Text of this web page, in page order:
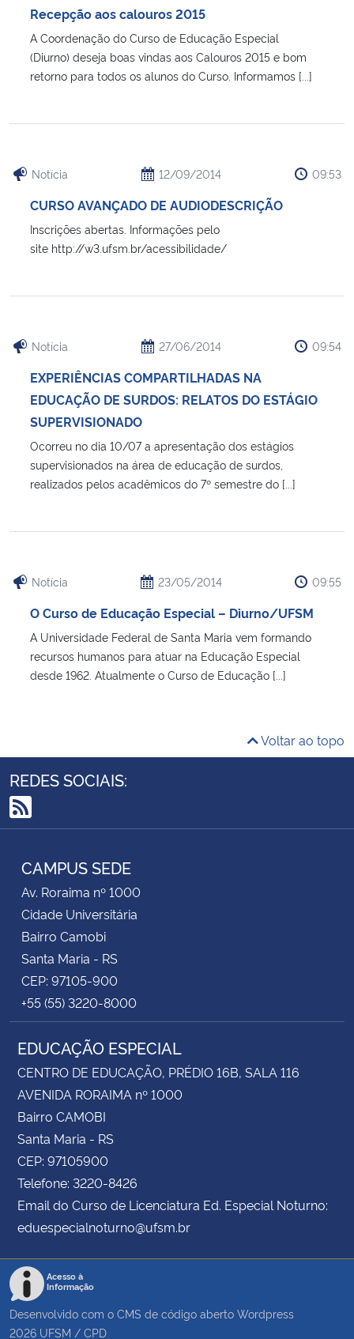
Recepção aos calouros 2015
A Coordenação do Curso de Educação Especial
(Diurno) deseja boas vindas aos Calouros 2015 e bom
retorno para todos os alunos do Curso. Informamos [...]
Notícia 12/09/2014 09:53
CURSO AVANÇADO DE AUDIODESCRIÇÃO
Inscrições abertas. Informações pelo
site http://w3.ufsm.br/acessibilidade/
Notícia 27/06/2014 09:54
EXPERIÊNCIAS COMPARTILHADAS NA
EDUCAÇÃO DE SURDOS: RELATOS DO ESTÁGIO
SUPERVISIONADO
Ocorreu no dia 10/07 a apresentação dos estágios
supervisionados na área de educação de surdos,
realizados pelos acadêmicos do 7º semestre do [...]
Notícia 23/05/2014 09:55
O Curso de Educação Especial – Diurno/UFSM
A Universidade Federal de Santa Maria vem formando
recursos humanos para atuar na Educação Especial
desde 1962. Atualmente o Curso de Educação [...]
Voltar ao topo
REDES SOCIAIS:
RSS
CAMPUS SEDE
Av. Roraima nº 1000
Cidade Universitária
Bairro Camobi
Santa Maria - RS
CEP: 97105-900
+55 (55) 3220-8000
EDUCAÇÃO ESPECIAL
CENTRO DE EDUCAÇÃO, PRÉDIO 16B, SALA 116
AVENIDA RORAIMA nº 1000
Bairro CAMOBI
Santa Maria - RS
CEP: 97105900
Telefone: 3220-8426
Email do Curso de Licenciatura Ed. Especial Noturno:
eduespecialnoturno@ufsm.br
Acesso à
Informação
Desenvolvido com o CMS de código aberto Wordpress
2026 UFSM / CPD